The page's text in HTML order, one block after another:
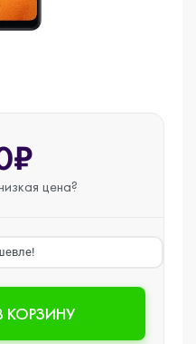
цена?
КОРЗИНУ